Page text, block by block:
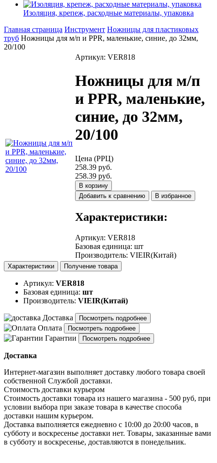
Изоляция, крепеж, расходные материалы, упаковка
Главная страница Инструмент Ножницы для пластиковых
труб Ножницы для м/п и PPR, маленькие, синие, до 32мм,
20/100
Артикул: VER818
Ножницы для м/п
и PPR, маленькие,
синие, до 32мм,
20/100
Цена (РРЦ)
258.39 руб.
258.39 руб.
В корзину
Добавить к сравнению
В избранное
Характеристики:
Артикул: VER818
Базовая единица: шт
Производитель: VIEIR(Китай)
Характеристики Получение товара
Артикул: VER818
Базовая единица: шт
Производитель: VIEIR(Китай)
Доставка Посмотреть подробнее
Оплата Посмотреть подробнее
Гарантии Посмотреть подробнее
Доставка
Интернет-магазин выполняет доставку любого товара своей
собственной Службой доставки.
Стоимость доставки курьером
Стоимость доставки товара из нашего магазина - 500 руб, при
условии выбора при заказе товара в качестве способа
доставки нашим курьером.
Доставка выполняется ежедневно с 10:00 до 20:00 часов, в
субботу и воскресенье доставки нет. Товары, заказанные вами
в субботу и воскресенье, доставляются в понедельник.